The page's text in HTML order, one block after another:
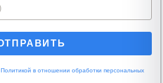
Политикой в отношении обработки персональных